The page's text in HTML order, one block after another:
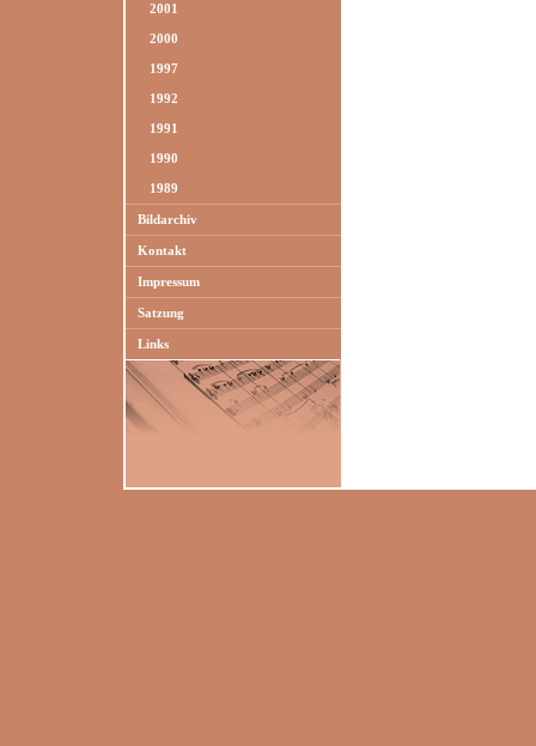
2001
2000
1997
1992
1991
1990
1989
Bildarchiv
Kontakt
Impressum
Satzung
Links